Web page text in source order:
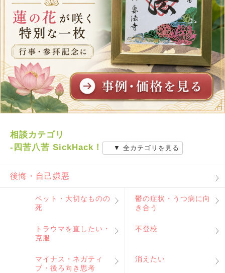
相談カテゴリ
-四苦八苦 SickHack！
▼ 全カテゴリを見る
後悔・自己嫌悪
ペット・大切なものの
死
鬱の症状・うつ病に向
き合う
トラウマを直したい・
克服
不登校
マイナス・ネガティ
ブ・後ろ向き思考
消えたい